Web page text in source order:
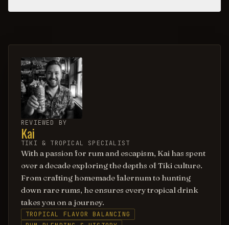
REVIEWED BY
Kai
TIKI & TROPICAL SPECIALIST
With a passion for rum and escapism, Kai has spent
over a decade exploring the depths of Tiki culture.
From crafting homemade falernum to hunting
down rare rums, he ensures every tropical drink
takes you on a journey.
TROPICAL FLAVOR BALANCING